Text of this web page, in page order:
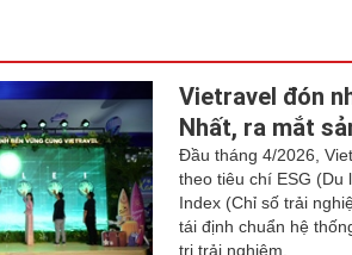
Vietravel đón
Nhất, ra mắt
Đầu tháng 4/2026,
theo tiêu chí ESG (Du
Index (Chỉ số trải
tái định chuẩn hệ
trị trải nghiệm.